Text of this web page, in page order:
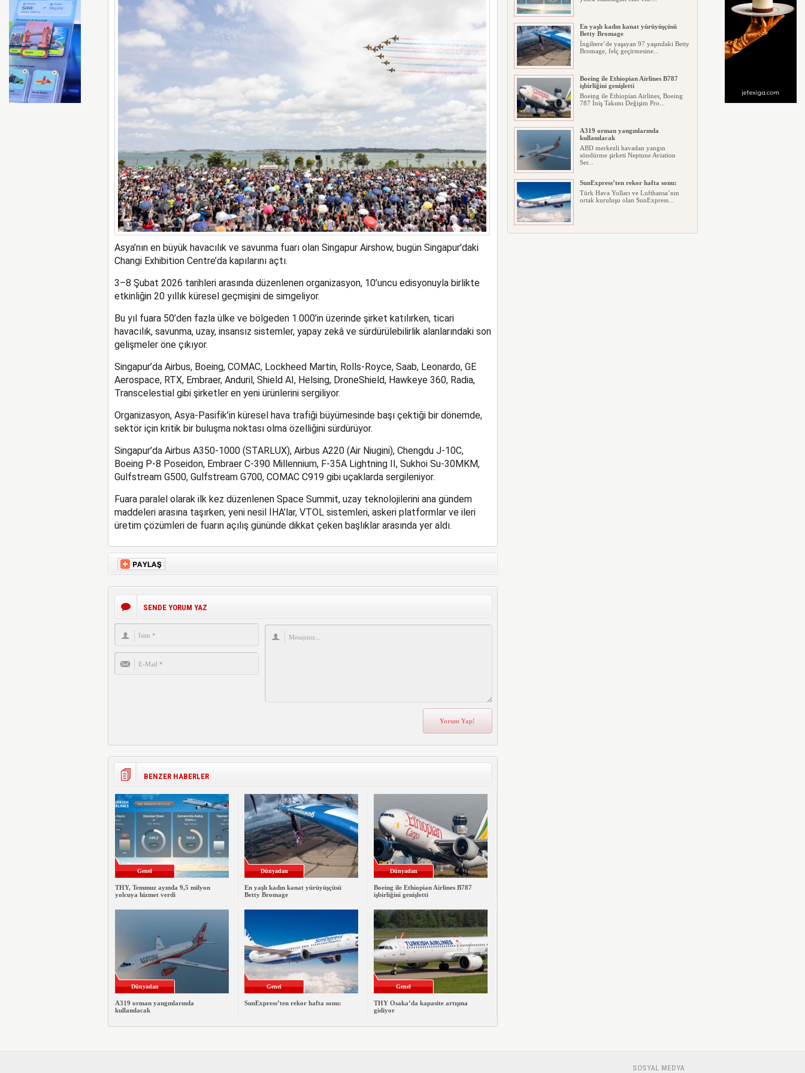
Ryanair kış sezonunda Fas’ta rekor kapasite artıracak
Asya’nın en büyük havacılık ve savunma fuarı olan Singapur Airshow, bugün Singapur’daki
Changi Exhibition Centre’da kapılarını açtı.
3–8 Şubat 2026 tarihleri arasında düzenlenen organizasyon, 10’uncu edisyonuyla birlikte
etkinliğin 20 yıllık küresel geçmişini de simgeliyor.
Bu yıl fuara 50’den fazla ülke ve bölgeden 1.000’in üzerinde şirket katılırken, ticari
havacılık, savunma, uzay, insansız sistemler, yapay zekâ ve sürdürülebilirlik alanlarındaki son
gelişmeler öne çıkıyor.
Singapur’da Airbus, Boeing, COMAC, Lockheed Martin, Rolls-Royce, Saab, Leonardo, GE
Aerospace, RTX, Embraer, Anduril, Shield AI, Helsing, DroneShield, Hawkeye 360, Radia,
Transcelestial gibi şirketler en yeni ürünlerini sergiliyor.
Organizasyon, Asya-Pasifik’in küresel hava trafiği büyümesinde başı çektiği bir dönemde,
sektör için kritik bir buluşma noktası olma özelliğini sürdürüyor.
Singapur’da Airbus A350-1000 (STARLUX), Airbus A220 (Air Niugini), Chengdu J-10C,
Boeing P-8 Poseidon, Embraer C-390 Millennium, F-35A Lightning II, Sukhoi Su-30MKM,
Gulfstream G500, Gulfstream G700, COMAC C919 gibi uçaklarda sergileniyor.
Fuara paralel olarak ilk kez düzenlenen Space Summit, uzay teknolojilerini ana gündem
maddeleri arasına taşırken; yeni nesil İHA’lar, VTOL sistemleri, askeri platformlar ve ileri
üretim çözümleri de fuarın açılış gününde dikkat çeken başlıklar arasında yer aldı.
SENDE YORUM YAZ
BENZER HABERLER
Genel
THY, Temmuz ayında 9,5 milyon
yolcuya hizmet verdi
Dünyadan
En yaşlı kadın kanat yürüyüşçüsü
Betty Bromage
Dünyadan
Boeing ile Ethiopian Airlines B787
işbirliğini genişletti
Dünyadan
A319 orman yangınlarında
kullanılacak
Genel
SunExpress’ten rekor hafta sonu:
Genel
THY Osaka’da kapasite artışına
gidiyor
En yaşlı kadın kanat yürüyüşçüsü
Betty Bromage
İngiltere’de yaşayan 97 yaşındaki Betty
Bromage, felç geçirmesine...
Boeing ile Ethiopian Airlines B787
işbirliğini genişletti
Boeing ile Ethiopian Airlines, Boeing
787 İniş Takımı Değişim Pro...
A319 orman yangınlarında
kullanılacak
ABD merkezli havadan yangın
söndürme şirketi Neptune Aviation
Ser...
SunExpress’ten rekor hafta sonu:
Türk Hava Yolları ve Lufthansa’nın
ortak kuruluşu olan SunExpress...
THY Osaka’da kapasite artışına
SOSYAL MEDYA